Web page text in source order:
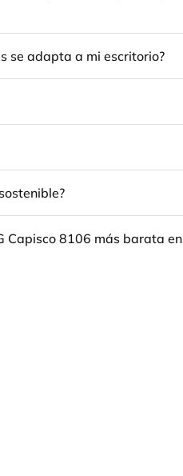
se adapta a mi escritorio?
Capisco 8106 más barata en